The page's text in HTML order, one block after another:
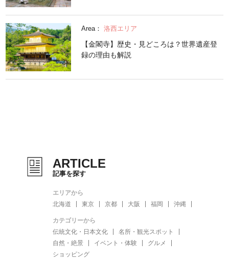
Area： 洛西エリア
【金閣寺】歴史・見どころは？世界遺産登
録の理由も解説
ARTICLE
記事を探す
エリアから
北海道
東京 京都 大阪 福岡 沖縄
カテゴリーから
伝統文化・日本文化
名所・観光スポット
自然・絶景
イベント・体験
グルメ
ショッピング